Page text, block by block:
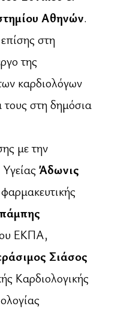
Αθηνών.
στη
της
καρδιολόγων
τους στη δημόσια
με την
Άδωνις
ΕΚΠΑ,
Σιάσος
Καρδιολογικής